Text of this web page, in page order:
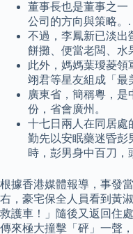
董事長也是董事之一
公司的方向與策略。.
不過，李鳳新已淡出
餅攤、便當老闆、水
此外，媽媽葉璦菱領
翊君等星友組成「
廣東省，簡稱粵，
份，省會廣州。
十七日兩人在同居處
勤先以安眠藥迷昏彭
時，彭男身中百刀，
根據香港媒體報導，事發
右，豪宅保全人員看到黃
救護車！」隨後又返回住
傳來極大撞擊「砰」一聲